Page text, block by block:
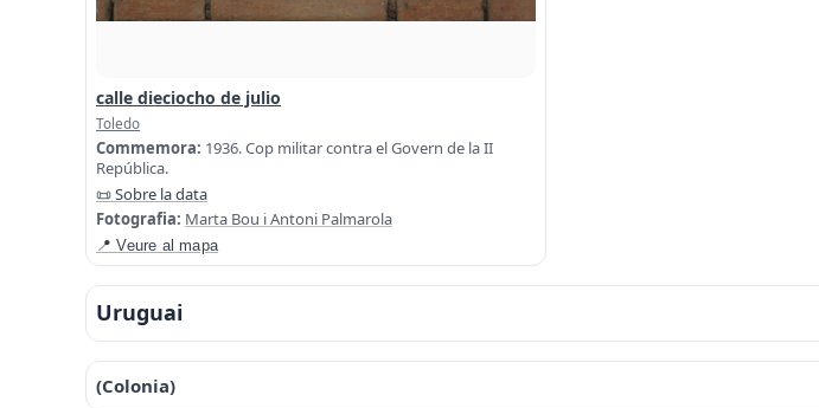
calle dieciocho de julio
Toledo
Commemora: 1936. Cop militar contra el Govern de la II
República.
📜 Sobre la data
Fotografia: Marta Bou i Antoni Palmarola
📍 Veure al mapa
Uruguai
(Colonia)